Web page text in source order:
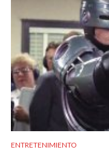
ENTRETENIMIENTO